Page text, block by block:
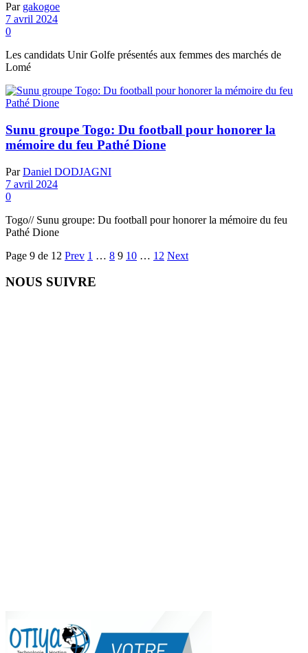
Par gakogoe
7 avril 2024
0
Les candidats Unir Golfe présentés aux femmes des marchés de
Lomé
Sunu groupe Togo: Du football pour honorer la
mémoire du feu Pathé Dione
Par Daniel DODJAGNI
7 avril 2024
0
Togo// Sunu groupe: Du football pour honorer la mémoire du feu
Pathé Dione
Page 9 de 12 Prev 1 … 8 9 10 … 12 Next
NOUS SUIVRE